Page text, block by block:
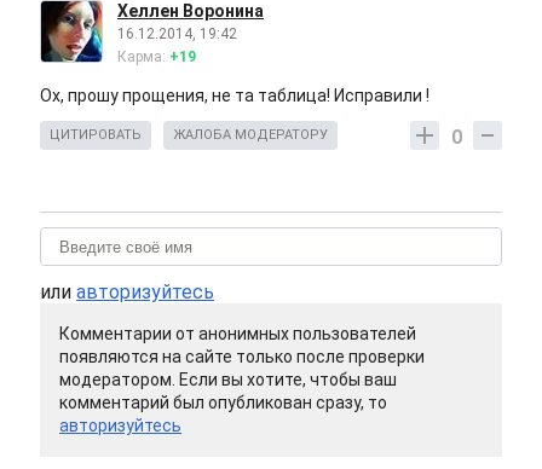
Хеллен Воронина
16.12.2014, 19:42
Карма: +19
Ох, прошу прощения, не та таблица! Исправили !
0
ЦИТИРОВАТЬ ЖАЛОБА МОДЕРАТОРУ
или авторизуйтесь
Комментарии от анонимных пользователей
появляются на сайте только после проверки
модератором. Если вы хотите, чтобы ваш
комментарий был опубликован сразу, то
авторизуйтесь